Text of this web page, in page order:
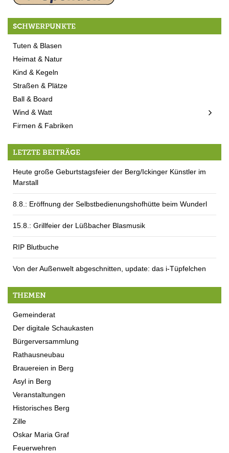
SCHWERPUNKTE
Tuten & Blasen
Heimat & Natur
Kind & Kegeln
Straßen & Plätze
Ball & Board
Wind & Watt
Firmen & Fabriken
LETZTE BEITRÄGE
Heute große Geburtstagsfeier der Berg/Ickinger Künstler im
Marstall
8.8.: Eröffnung der Selbstbedienungshofhütte beim Wunderl
15.8.: Grillfeier der Lüßbacher Blasmusik
RIP Blutbuche
Von der Außenwelt abgeschnitten, update: das i-Tüpfelchen
THEMEN
Gemeinderat
Der digitale Schaukasten
Bürgerversammlung
Rathausneubau
Brauereien in Berg
Asyl in Berg
Veranstaltungen
Historisches Berg
Zille
Oskar Maria Graf
Feuerwehren